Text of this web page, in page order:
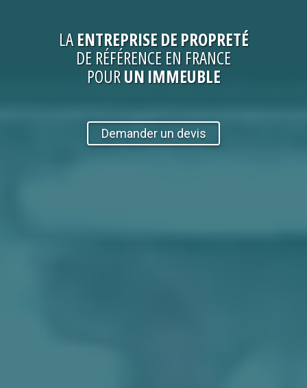
LAENTREPRISEDE PROPRETÉ
DE RÉFÉRENCE EN FRANCE
POURUN IMMEUBLE
Demander un devis